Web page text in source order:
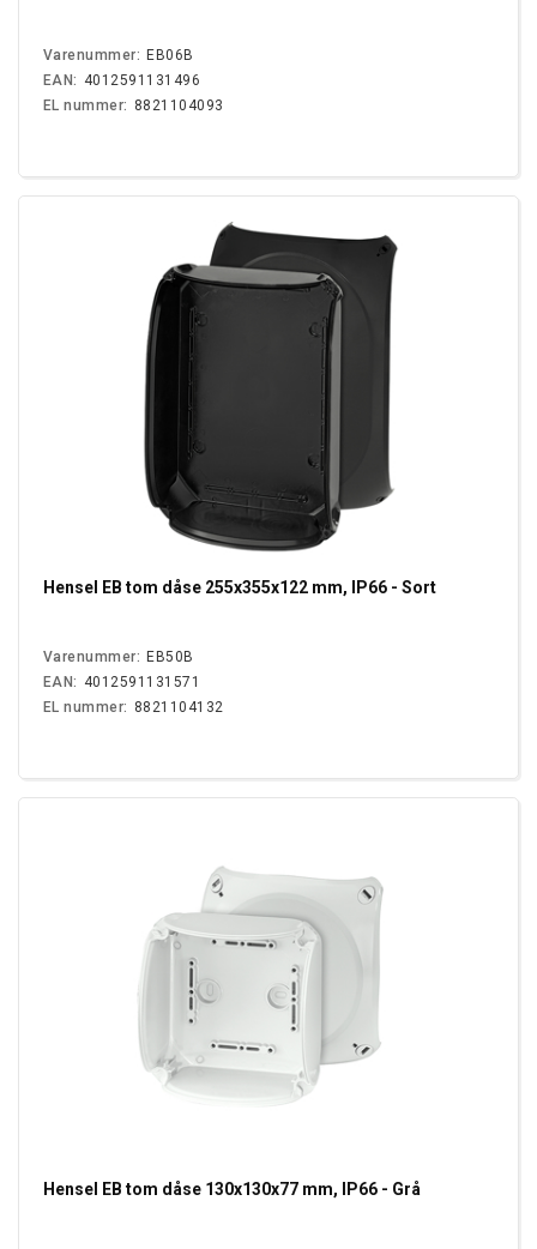
Varenummer: EB06B
EAN: 4012591131496
EL nummer: 8821104093
Hensel EB tom dåse 255x355x122 mm, IP66 - Sort
Varenummer: EB50B
EAN: 4012591131571
EL nummer: 8821104132
Hensel EB tom dåse 130x130x77 mm, IP66 - Grå